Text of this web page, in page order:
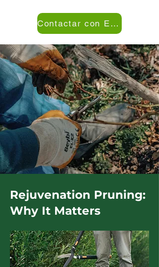
Contactar con EMI
Rejuvenation Pruning:
Why It Matters